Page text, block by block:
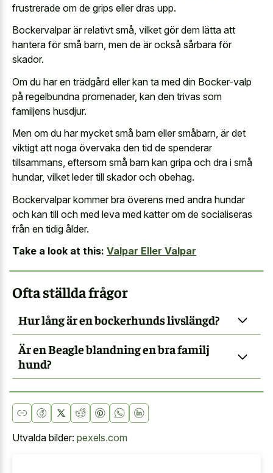
frustrerade om de grips eller dras upp.
Bockervalpar är relativt små, vilket gör dem lätta att
hantera för små barn, men de är också sårbara för
skador.
Om du har en trädgård eller kan ta med din Bocker-valp
på regelbundna promenader, kan den trivas som
familjens husdjur.
Men om du har mycket små barn eller småbarn, är det
viktigt att noga övervaka den tid de spenderar
tillsammans, eftersom små barn kan gripa och dra i små
hundar, vilket leder till skador och obehag.
Bockervalpar kommer bra överens med andra hundar
och kan till och med leva med katter om de socialiseras
från en tidig ålder.
Take a look at this: Valpar Eller Valpar
Ofta ställda frågor
Hur lång är en bockerhunds livslängd?
Är en Beagle blandning en bra familj
hund?
Utvalda bilder: pexels.com